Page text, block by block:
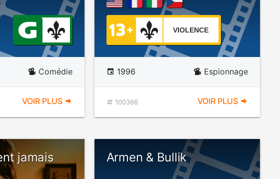
Comédie
VOIR PLUS
VIOLENCE
1996 Espionnage
100366 VOIR PLUS
jamais Armen & Bullik